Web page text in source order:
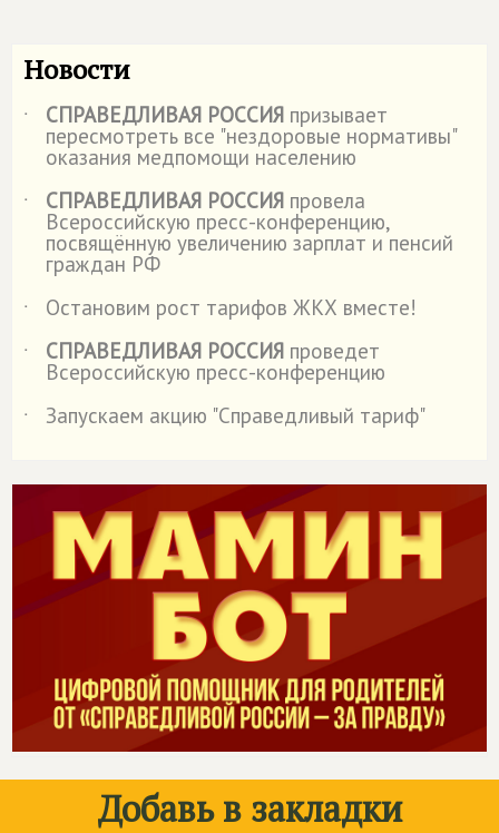
Новости
˙ СПРАВЕДЛИВАЯ РОССИЯ призывает
пересмотреть все "нездоровые нормативы"
оказания медпомощи населению
˙
СПРАВЕДЛИВАЯ РОССИЯ провела
Всероссийскую пресс-конференцию,
посвящённую увеличению зарплат и пенсий
граждан РФ
˙
Остановим рост тарифов ЖКХ вместе!
˙
СПРАВЕДЛИВАЯ РОССИЯ проведет
Всероссийскую пресс-конференцию
˙
Запускаем акцию "Справедливый тариф"
Добавь в закладки